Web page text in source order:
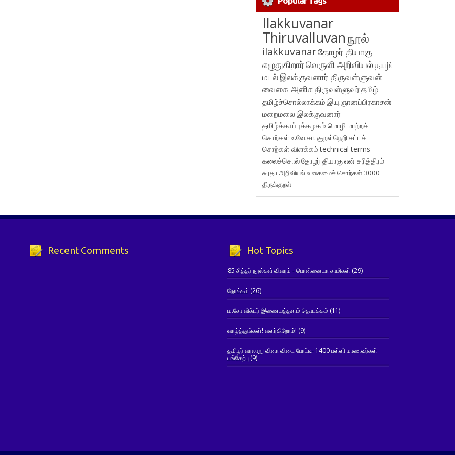
Ilakkuvanar
Thiruvalluvanநூல்
ilakkuvanarதோழர் தியாகு
எழுதுகிறார்வெருளி அறிவியல்தாழி
மடல்இலக்குவனார் திருவள்ளுவன்
வைகை அனிசுதிருவள்ளுவர்தமிழ்
தமிழ்ச்சொல்லாக்கம் இ.பு.ஞானப்பிரகாசன்
மறைமலை இலக்குவனார்
தமிழ்க்காப்புக்கழகம் மொழி மாற்றச்
சொற்கள்உ.வே.சா. குறள்நெறி சட்டச்
சொற்கள் விளக்கம்technical terms
கலைச்சொல்தோழர் தியாகுஎன் சரித்திரம்
சுரதாஅறிவியல் வகைமைச் சொற்கள் 3000
திருக்குறள்
Recent Comments Hot Topics
85 சித்தர் நூல்கள் விவரம் - பொன்னையா சாமிகள் (29)
நோக்கம் (26)
ம.சோ.விக்டர் இணையத்தளம் தொடக்கம் (11)
வாழ்த்துங்கள்! வளர்கிறோம்! (9)
தமிழர் வரலாறு வினா விடை போட்டி- 1400 பள்ளி மாணவர்கள்
பங்கேற்பு(9)